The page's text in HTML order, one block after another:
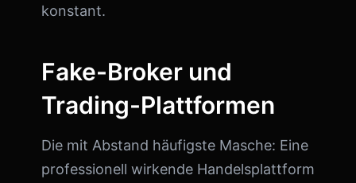
konstant.
Fake-Broker und
Trading-Plattformen
Die mit Abstand häufigste Masche: Eine
professionell wirkende Handelsplattform